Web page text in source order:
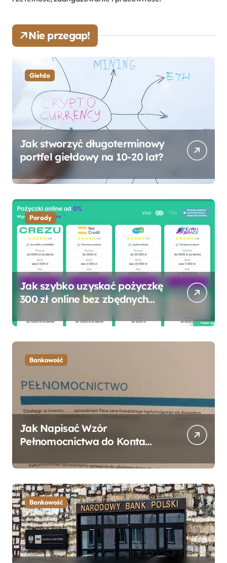
Nie przegap!
Giełda
Jak stworzyć długoterminowy
portfel giełdowy na 10-20 lat?
Porady
Jak szybko uzyskać pożyczkę
300 zł online bez zbędnych
Bankowość
Jak Napisać Wzór
Pełnomocnictwa do Konta
Przewodnik
Bankowość